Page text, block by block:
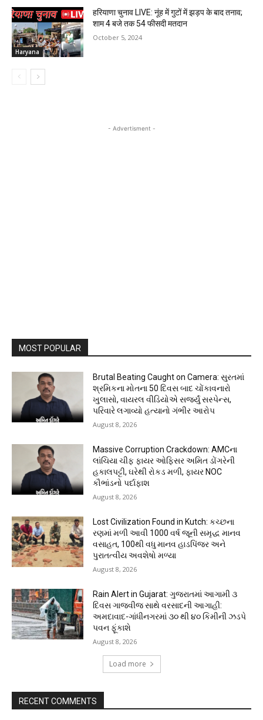
Haryana
हरियाणा चुनाव LIVE: नूंह में गुटों में झड़प के बाद तनाव;
शाम 4 बजे तक 54 फीसदी मतदान
October 5, 2024
- Advertisment -
MOST POPULAR
Brutal Beating Caught on Camera: સુરતમાં
શ્રમિકના મોતના 50 દિવસ બાદ ચોંકાવનારો
ખુલાસો, વાયરલ વીડિયોએ સર્જ્યું સસ્પેન્સ,
પરિવારે લગાવ્યો હત્યાનો ગંભીર આરોપ
August 8, 2026
Massive Corruption Crackdown: AMCના
લાંચિયા ચીફ ફાયર ઓફિસર અમિત ડોંગરેની
હકાલપટ્ટી, ઘરેથી રોકડ મળી, ફાયર NOC
કૌભાંડનો પર્દાફાશ
August 8, 2026
Lost Civilization Found in Kutch: કચ્છના
રણમાં મળી આવી 1000 વર્ષ જૂની સમૃદ્ધ માનવ
વસાહત, 100થી વધુ માનવ હાડપિંજર અને
પુરાતત્વીય અવશેષો મળ્યા
August 8, 2026
Rain Alert in Gujarat: ગુજરાતમાં આગામી ૩
દિવસ ગાજવીજ સાથે વરસાદની આગાહી:
અમદાવાદ-ગાંધીનગરમાં ૩૦ થી ૪૦ કિમીની ઝડપે
પવન ફૂંકાશે
August 8, 2026
Load more
RECENT COMMENTS